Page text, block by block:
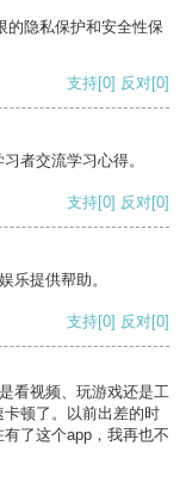
的隐私保护和安全性保
支持[0] 反对[0]
者交流学习心得。
支持[0] 反对[0]
乐提供帮助。
支持[0] 反对[0]
看视频、玩游戏还是工
顿了。以前出差的时
了这个app，我再也不